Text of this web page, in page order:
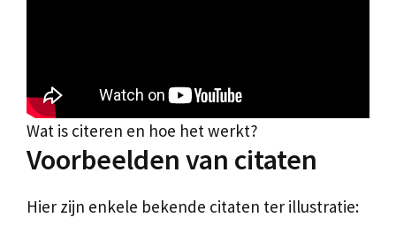
Wat is citeren en hoe het werkt?
Voorbeelden van citaten
Hier zijn enkele bekende citaten ter illustratie: